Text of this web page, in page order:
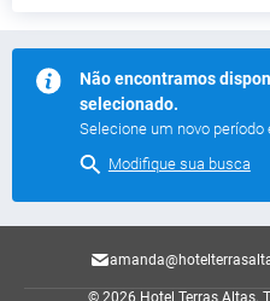
Não encontramos
selecionado.
Selecione um novo
Modifique sua busca
© 2026 Hotel Terras Altas.